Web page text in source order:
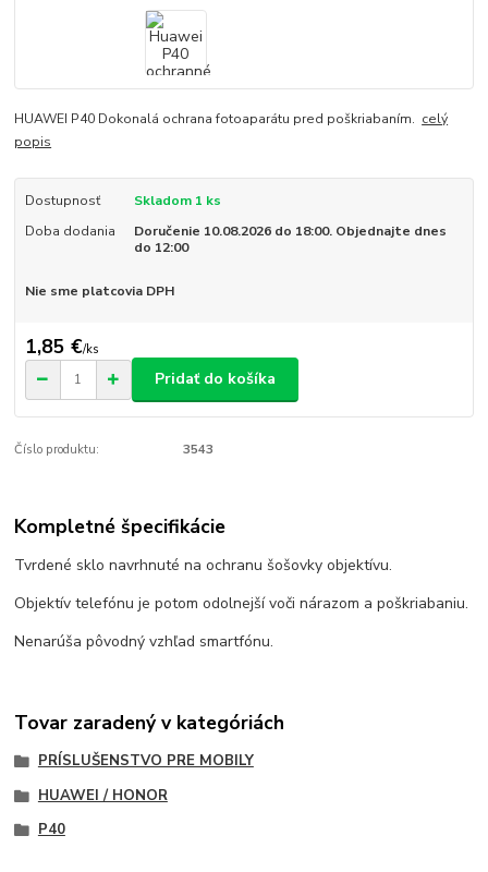
HUAWEI P40 Dokonalá ochrana fotoaparátu pred poškriabaním. celý
popis
Dostupnosť
Skladom 1 ks
Doba dodania
Doručenie 10.08.2026 do 18:00. Objednajte dnes
do 12:00
Nie sme platcovia DPH
1,85 €/ks
Pridať do košíka
Číslo produktu: 3543
Kompletné špecifikácie
Tvrdené sklo navrhnuté na ochranu šošovky objektívu.
Objektív telefónu je potom odolnejší voči nárazom a poškriabaniu.
Nenarúša pôvodný vzhľad smartfónu.
Tovar zaradený v kategóriách
PRÍSLUŠENSTVO PRE MOBILY
HUAWEI / HONOR
P40